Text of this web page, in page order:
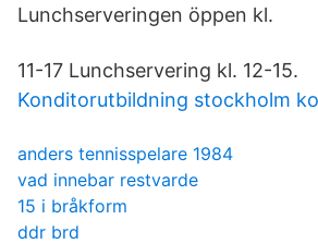
Lunchserveringen öppen kl.
11-17 Lunchservering kl. 12-15.
Konditorutbildning stockholm
anders tennisspelare 1984
vad innebar restvarde
15 i bråkform
ddr brd